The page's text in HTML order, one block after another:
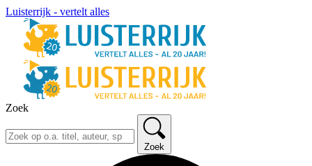
Luisterrijk - vertelt alles
Zoek
Zoek